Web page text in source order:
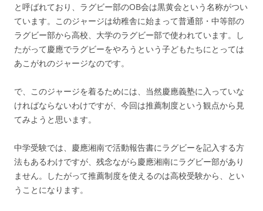
と呼ばれており、ラグビー部のOB会は黒黄会という名称がつい
ています。このジャージは幼稚舎に始まって普通部・中等部の
ラグビー部から高校、大学のラグビー部で使われています。し
たがって慶應でラグビーをやろうという子どもたちにとっては
あこがれのジャージなのです。
で、このジャージを着るためには、当然慶應義塾に入っていな
ければならないわけですが、今回は推薦制度という観点から見
てみようと思います。
中学受験では、慶應湘南で活動報告書にラグビーを記入する方
法もあるわけですが、残念ながら慶應湘南にラグビー部があり
ません。したがって推薦制度を使えるのは高校受験から、とい
うことになります。